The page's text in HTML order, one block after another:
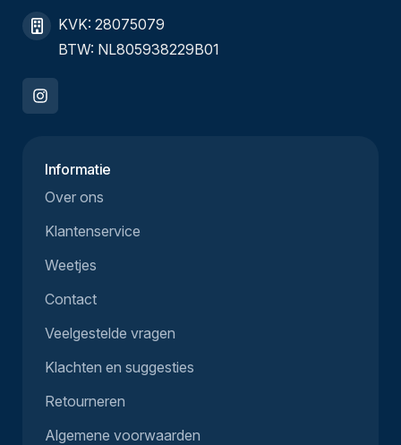
KVK: 28075079
BTW: NL805938229B01
Informatie
Over ons
Klantenservice
Weetjes
Contact
Veelgestelde vragen
Klachten en suggesties
Retourneren
Algemene voorwaarden